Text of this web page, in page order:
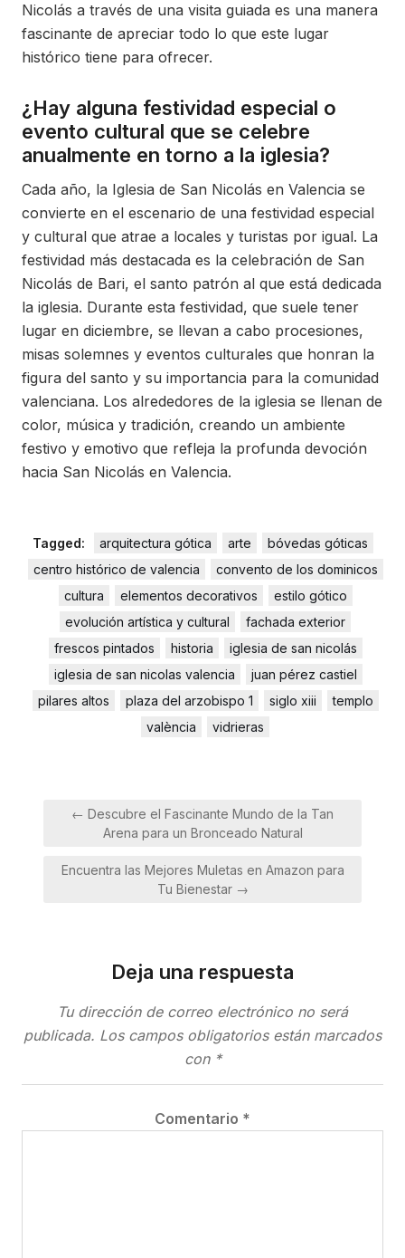
Nicolás a través de una visita guiada es una manera
fascinante de apreciar todo lo que este lugar
histórico tiene para ofrecer.
¿Hay alguna festividad especial o
evento cultural que se celebre
anualmente en torno a la iglesia?
Cada año, la Iglesia de San Nicolás en Valencia se
convierte en el escenario de una festividad especial
y cultural que atrae a locales y turistas por igual. La
festividad más destacada es la celebración de San
Nicolás de Bari, el santo patrón al que está dedicada
la iglesia. Durante esta festividad, que suele tener
lugar en diciembre, se llevan a cabo procesiones,
misas solemnes y eventos culturales que honran la
figura del santo y su importancia para la comunidad
valenciana. Los alrededores de la iglesia se llenan de
color, música y tradición, creando un ambiente
festivo y emotivo que refleja la profunda devoción
hacia San Nicolás en Valencia.
Tagged: arquitectura gótica arte
bóvedas góticas
centro histórico de valencia
convento de los dominicos
cultura
elementos decorativos
estilo gótico
evolución artística y cultural
fachada exterior
frescos pintados
historia
iglesia de san nicolás
iglesia de san nicolas valencia
juan pérez castiel
pilares altos
plaza del arzobispo 1 siglo xiii
templo
valència
vidrieras
Navegación
← Descubre el Fascinante Mundo de la Tan
Arena para un Bronceado Natural
Encuentra las Mejores Muletas en Amazon para
Tu Bienestar →
Deja una respuesta
Tu dirección de correo electrónico no será
publicada. Los campos obligatorios están marcados
con *
Comentario *